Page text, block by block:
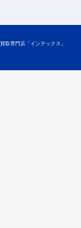
買取専門店「インテックス」